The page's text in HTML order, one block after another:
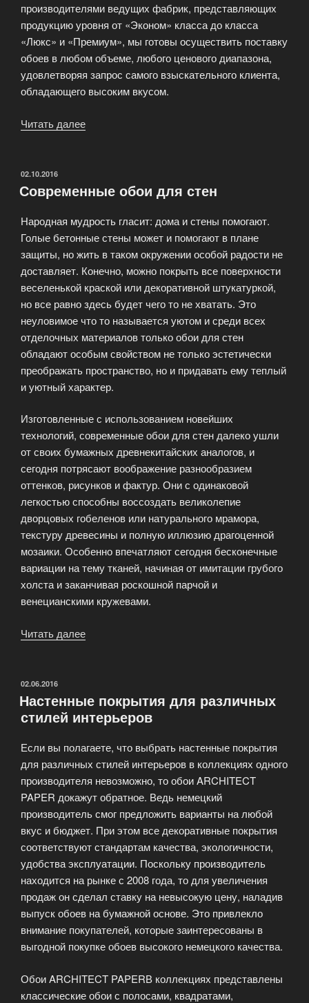
производителями ведущих фабрик, представляющих
продукцию уровня от «Эконом» класса до класса
«Люкс» и «Премиум», мы готовы осуществить поставку
обоев в любом объеме, любого ценового диапазона,
удовлетворяя запрос самого взыскательного клиента,
обладающего высоким вкусом.
Читать далее
ElitColor»
ОПУБЛИКОВАНО
02.10.2016
Современные обои для стен
Народная мудрость гласит: дома и стены помогают.
Голые бетонные стены может и помогают в плане
защиты, но жить в таком окружении особой радости не
доставляет. Конечно, можно покрыть все поверхности
веселенькой краской или декоративной штукатуркой,
но все равно здесь будет чего то не хватать. Это
неуловимое что то называется уютом и среди всех
отделочных материалов только обои для стен
обладают особым свойством не только эстетически
преображать пространство, но и придавать ему теплый
и уютный характер.
Изготовленные с использованием новейших
технологий, современные обои для стен далеко ушли
от своих бумажных древнекитайских аналогов, и
сегодня потрясают воображение разнообразием
оттенков, рисунков и фактур. Они с одинаковой
легкостью способны воссоздать великолепие
дворцовых гобеленов или натурального мрамора,
текстуру древесины и полную иллюзию драгоценной
мозаики. Особенно впечатляют сегодня бесконечные
вариации на тему тканей, начиная от имитации грубого
холста и заканчивая роскошной парчой и
венецианскими кружевами.
Читать далее
ОПУБЛИКОВАНО
02.06.2016
Настенные покрытия для различных
стилей интерьеров
Если вы полагаете, что выбрать настенные покрытия
для различных стилей интерьеров в коллекциях одного
производителя невозможно, то обои ARCHITECT
PAPER докажут обратное. Ведь немецкий
производитель смог предложить варианты на любой
вкус и бюджет. При этом все декоративные покрытия
соответствуют стандартам качества, экологичности,
удобства эксплуатации. Поскольку производитель
находится на рынке с 2008 года, то для увеличения
продаж он сделал ставку на невысокую цену, наладив
выпуск обоев на бумажной основе. Это привлекло
внимание покупателей, которые заинтересованы в
выгодной покупке обоев высокого немецкого качества.
Обои ARCHITECT PAPERВ коллекциях представлены
классические обои с полосами, квадратами,